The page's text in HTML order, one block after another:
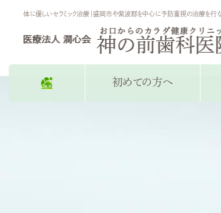
体に優しいセラミック治療｜盛岡市や紫波郡を中心に予防重視の治療を行
初めての方へ